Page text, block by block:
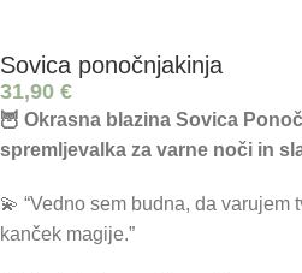
Sovica ponočnjakinja
31,90 €
🦉 Okrasna blazina Sovica
spremljevalka za varne noči in
💫 “Vedno sem budna, da varujem
kanček magije.”